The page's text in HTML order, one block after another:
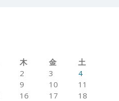
木 金
土
2 3
4
9 10
11
16 17
18